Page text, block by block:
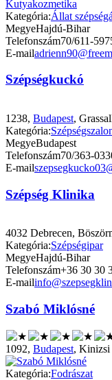
Kategória:Állat
MegyeHajdú-Bihar
Telefonszám70/611-
E-mail
Szépségkuckó
1238, Budapest,
Kategória:
MegyeBudapest
Telefonszám70/363-
E-mail
Szépség Klinika
4032 Debrecen,
Kategória:Szépségipar
MegyeHajdú-Bihar
Telefonszám+36 30 30
E-mail
Szabó Miklósné
1092, Budapest, Kinizsi
Kategória:Fodrászat